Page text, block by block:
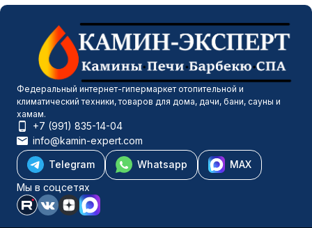
Федеральный интернет-гипермаркет отопительной и
климатический техники, товаров для дома, дачи, бани, сауны и
хамам.
+7 (991) 835-14-04
info@kamin-expert.com
Telegram
Whatsapp
MAX
Мы в соцсетях